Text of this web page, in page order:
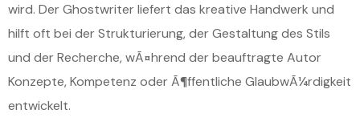
wird. Der Ghostwriter liefert das kreative Handwerk und
hilft oft bei der Strukturierung, der Gestaltung des Stils
und der Recherche, wÃ¤hrend der beauftragte Autor
Konzepte, Kompetenz oder Ã¶ffentliche GlaubwÃ¼rdigkeit
entwickelt.